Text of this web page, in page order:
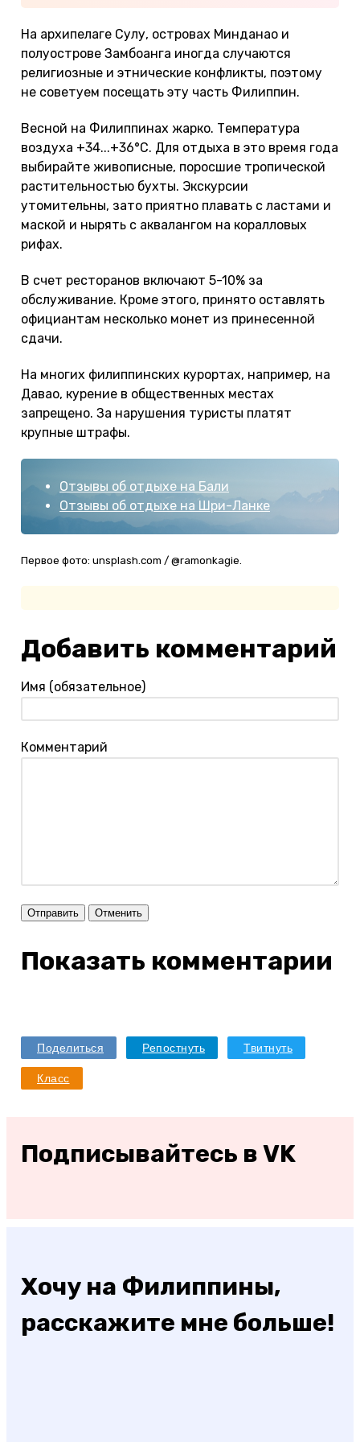
На архипелаге Сулу, островах Минданао и
полуострове Замбоанга иногда случаются
религиозные и этнические конфликты, поэтому
не советуем посещать эту часть Филиппин.
Весной на Филиппинах жарко. Температура
воздуха +34...+36°C. Для отдыха в это время года
выбирайте живописные, поросшие тропической
растительностью бухты. Экскурсии
утомительны, зато приятно плавать с ластами и
маской и нырять с аквалангом на коралловых
рифах.
В счет ресторанов включают 5-10% за
обслуживание. Кроме этого, принято оставлять
официантам несколько монет из принесенной
сдачи.
На многих филиппинских курортах, например, на
Давао, курение в общественных местах
запрещено. За нарушения туристы платят
крупные штрафы.
Отзывы об отдыхе на Бали
Отзывы об отдыхе на Шри-Ланке
Первое фото: unsplash.com / @ramonkagie.
Добавить комментарий
Имя (обязательное)
Комментарий
Отправить Отменить
Показать комментарии
Поделиться Репостнуть Твитнуть
Класс
Подписывайтесь в VK
Хочу на Филиппины,
расскажите мне больше!